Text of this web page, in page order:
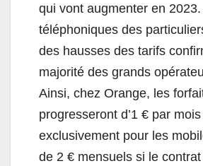
qui vont augmenter en
téléphoniques des
des hausses des tarifs
majorité des grands
Ainsi, chez Orange, les
progresseront d’1 € par mois
exclusivement pour les
de 2 € mensuels si le